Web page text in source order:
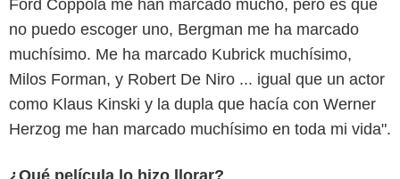
Ford Coppola me han marcado mucho, pero es que
no puedo escoger uno, Bergman me ha marcado
muchísimo. Me ha marcado Kubrick muchísimo,
Milos Forman, y Robert De Niro ... igual que un actor
como Klaus Kinski y la dupla que hacía con Werner
Herzog me han marcado muchísimo en toda mi vida".